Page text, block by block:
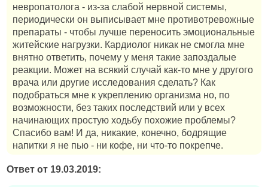
невропатолога - из-за слабой нервной системы,
периодически он выписывает мне противотревожные
препараты - чтобы лучше переносить эмоциональные
житейские нагрузки. Кардиолог никак не смогла мне
внятно ответить, почему у меня такие запоздалые
реакции. Может на всякий случай как-то мне у другого
врача или другие исследования сделать? Как
подобраться мне к укреплению организма но, по
возможности, без таких последствий или у всех
начинающих простую ходьбу похожие проблемы?
Спасибо вам! И да, никакие, конечно, бодрящие
напитки я не пью - ни кофе, ни что-то покрепче.
Ответ от 19.03.2019: